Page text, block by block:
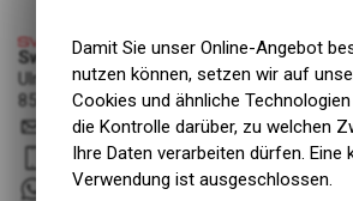
Swiss Cycle Protection - Fabian Löhrer
Ulmenstrasse 3a
8500 Frauenfeld
info@ swisscycleprotection.ch
079 552 85 00
+41 79 5528500
Damit Sie unser Online-Angebot
nutzen können, setzen wir auf
Cookies und ähnliche Technologien
die Kontrolle darüber, zu welchen
Ihre Daten verarbeiten dürfen. Eine
Verwendung ist ausgeschlossen.